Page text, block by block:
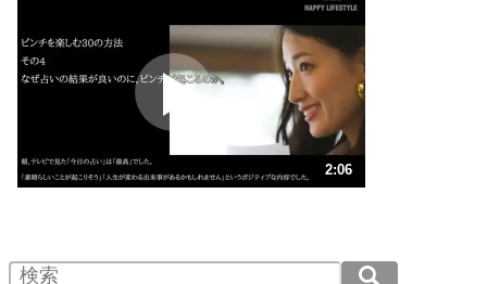
いらいらしない人になる30の方法
プラス思考
ポジティブになれない原因は、行動しないから。
ポジティブ思考になる30の方法
ストレス対策
人生、なんとかなるもの。
気楽に生きる30の方法
4 器の大きい人は、怒りを優しさで表現する。
2:06
2.0倍速 （248KB 1分3秒）